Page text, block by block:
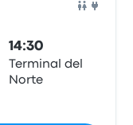
14:30
Terminal del
Norte